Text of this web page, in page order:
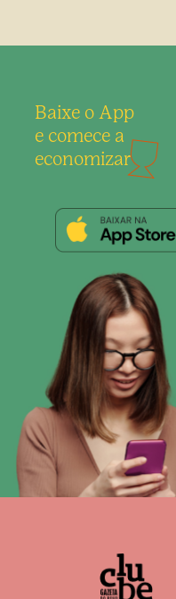
Baixe o App
e comece a
economizar